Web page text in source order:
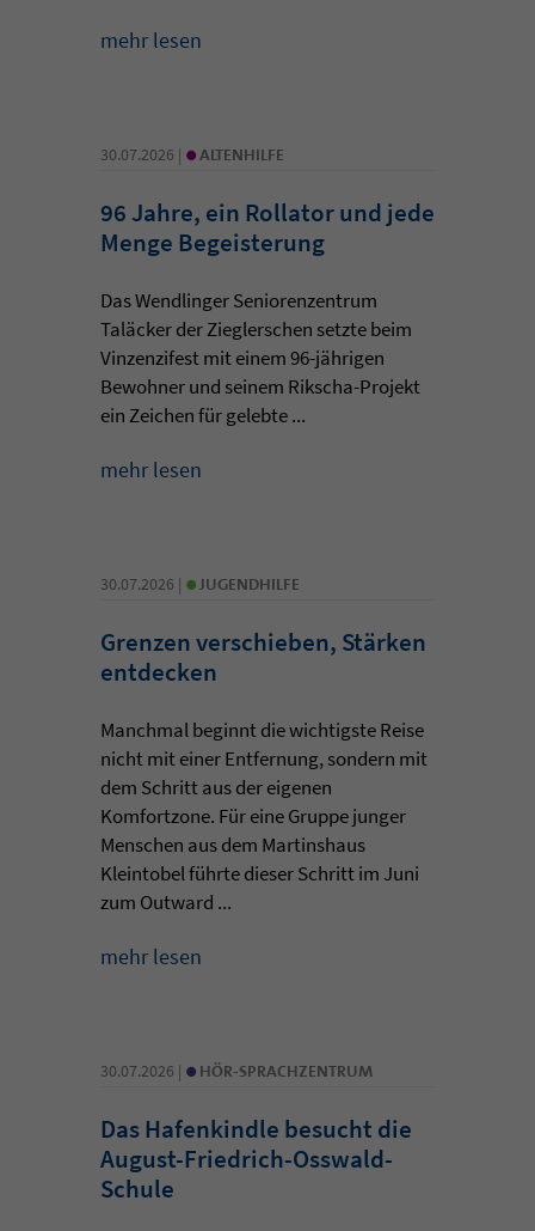
mehr lesen
30.07.2026 | • ALTENHILFE
96 Jahre, ein Rollator und jede
Menge Begeisterung
Das Wendlinger Seniorenzentrum
Taläcker der Zieglerschen setzte beim
Vinzenzifest mit einem 96-jährigen
Bewohner und seinem Rikscha-Projekt
ein Zeichen für gelebte ...
mehr lesen
30.07.2026 | • JUGENDHILFE
Grenzen verschieben, Stärken
entdecken
Manchmal beginnt die wichtigste Reise
nicht mit einer Entfernung, sondern mit
dem Schritt aus der eigenen
Komfortzone. Für eine Gruppe junger
Menschen aus dem Martinshaus
Kleintobel führte dieser Schritt im Juni
zum Outward ...
mehr lesen
30.07.2026 | • HÖR-SPRACHZENTRUM
Das Hafenkindle besucht die
August-Friedrich-Osswald-
Schule